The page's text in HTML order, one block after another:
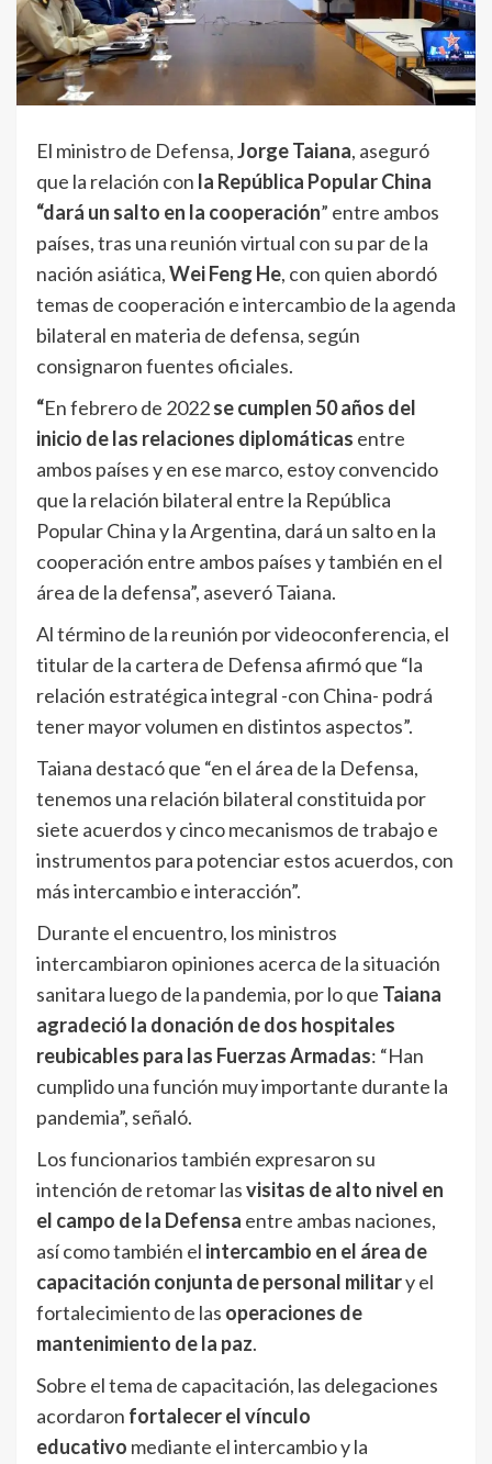
El ministro de Defensa,Jorge Taiana, aseguró
que la relación con la República Popular China
“dará un salto en la cooperación” entre ambos
países, tras una reunión virtual con su par de la
nación asiática,Wei Feng He, con quien abordó
temas de cooperación e intercambio de la agenda
bilateral en materia de defensa, según
consignaron fuentes oficiales.
“En febrero de 2022se cumplen 50 años del
inicio de las relaciones diplomáticas entre
ambos países y en ese marco, estoy convencido
que la relación bilateral entre la República
Popular China y la Argentina, dará un salto en la
cooperación entre ambos países y también en el
área de la defensa”, aseveró Taiana.
Al término de la reunión por videoconferencia, el
titular de la cartera de Defensa afirmó que “la
relación estratégica integral -con China- podrá
tener mayor volumen en distintos aspectos”.
Taiana destacó que “en el área de la Defensa,
tenemos una relación bilateral constituida por
siete acuerdos y cinco mecanismos de trabajo e
instrumentos para potenciar estos acuerdos, con
más intercambio e interacción”.
Durante el encuentro, los ministros
intercambiaron opiniones acerca de la situación
sanitara luego de la pandemia, por lo que Taiana
agradeció la donación de dos hospitales
reubicables para las Fuerzas Armadas: “Han
cumplido una función muy importante durante la
pandemia”, señaló.
Los funcionarios también expresaron su
intención de retomar lasvisitas de alto nivel en
el campo de la Defensa entre ambas naciones,
así como también el intercambio en el área de
capacitación conjunta de personal military el
fortalecimiento de las operaciones de
mantenimiento de la paz.
Sobre el tema de capacitación, las delegaciones
acordaron fortalecer el vínculo
educativo mediante el intercambio y la